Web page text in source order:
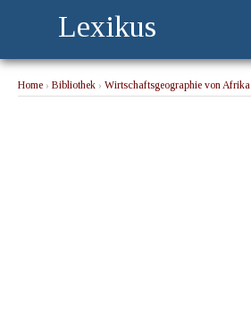
Lexikus
Home › Bibliothek › Wirtschaftsgeographie von Afrika